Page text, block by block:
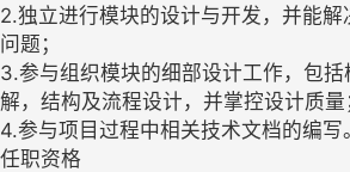
2.独立进行模块的设计与开发，并能
问题；
3.参与组织模块的细部设计工作，包
解，结构及流程设计，并掌控设计质量
4.参与项目过程中相关技术文档的编写。
任职资格